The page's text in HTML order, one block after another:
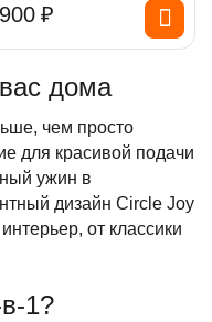
₽
дома
чем просто
для красивой подачи
ужин в
дизайн Circle Joy
от классики
1?